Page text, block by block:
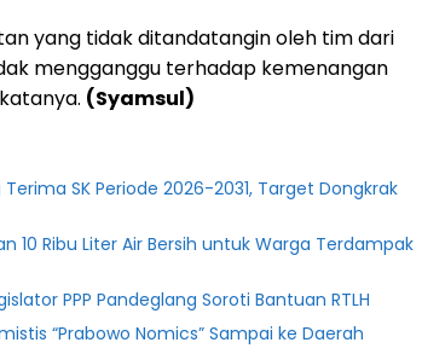
yang tidak ditandatangin oleh tim dari
mengganggu terhadap kemenangan
(Syamsul)
Terima SK Periode 2026-2031, Target Dongkrak
10 Ribu Liter Air Bersih untuk Warga Terdampak
PPP Pandeglang Soroti Bantuan RTLH
“Prabowo Nomics” Sampai ke Daerah